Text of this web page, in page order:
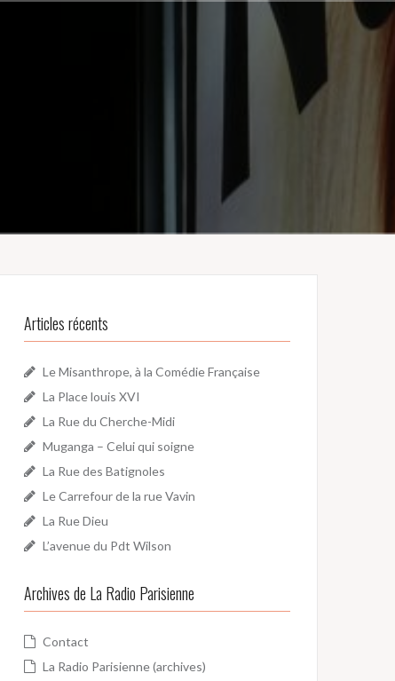
Articles récents
Le Misanthrope, à la Comédie Française
La Place louis XVI
La Rue du Cherche-Midi
Muganga – Celui qui soigne
La Rue des Batignoles
Le Carrefour de la rue Vavin
La Rue Dieu
L’avenue du Pdt Wilson
Archives de La Radio Parisienne
Contact
La Radio Parisienne (archives)